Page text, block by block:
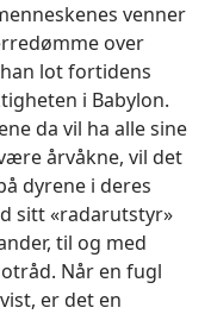
venner
over
lot fortidens
i Babylon.
da vil ha alle sine
årvåkne, vil det
dyrene i deres
sitt «radarutstyr»
til og med
Når en fugl
er det en